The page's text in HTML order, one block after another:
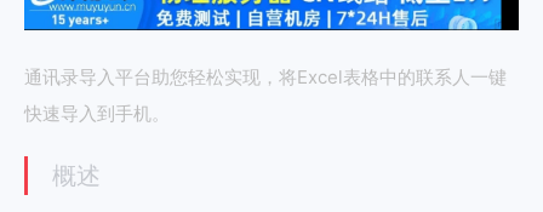
通讯录导入平台助您轻松实现，将Excel表格中的联系人一键
快速导入到手机。
概述